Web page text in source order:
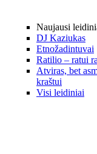
Naujausi
DJ Kaziukas
Etnožadintuvai
Ratilio – ratui
Atviras, bet
kraštui
Visi leidiniai